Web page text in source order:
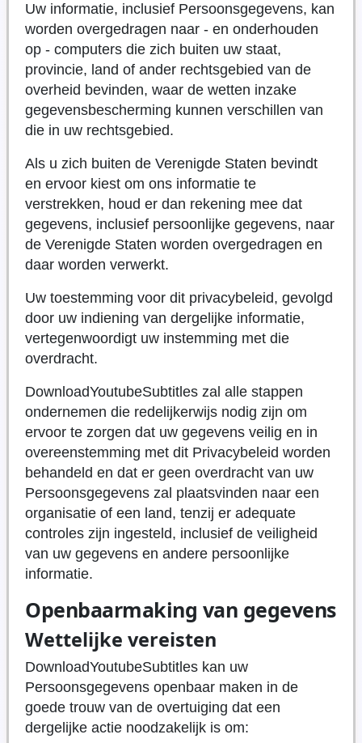
Uw informatie, inclusief Persoonsgegevens, kan
worden overgedragen naar - en onderhouden
op - computers die zich buiten uw staat,
provincie, land of ander rechtsgebied van de
overheid bevinden, waar de wetten inzake
gegevensbescherming kunnen verschillen van
die in uw rechtsgebied.
Als u zich buiten de Verenigde Staten bevindt
en ervoor kiest om ons informatie te
verstrekken, houd er dan rekening mee dat
gegevens, inclusief persoonlijke gegevens, naar
de Verenigde Staten worden overgedragen en
daar worden verwerkt.
Uw toestemming voor dit privacybeleid, gevolgd
door uw indiening van dergelijke informatie,
vertegenwoordigt uw instemming met die
overdracht.
DownloadYoutubeSubtitles zal alle stappen
ondernemen die redelijkerwijs nodig zijn om
ervoor te zorgen dat uw gegevens veilig en in
overeenstemming met dit Privacybeleid worden
behandeld en dat er geen overdracht van uw
Persoonsgegevens zal plaatsvinden naar een
organisatie of een land, tenzij er adequate
controles zijn ingesteld, inclusief de veiligheid
van uw gegevens en andere persoonlijke
informatie.
Openbaarmaking van gegevens
Wettelijke vereisten
DownloadYoutubeSubtitles kan uw
Persoonsgegevens openbaar maken in de
goede trouw van de overtuiging dat een
dergelijke actie noodzakelijk is om: